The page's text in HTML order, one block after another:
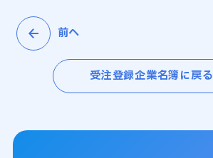
前へ
受注登録企業名簿に戻る